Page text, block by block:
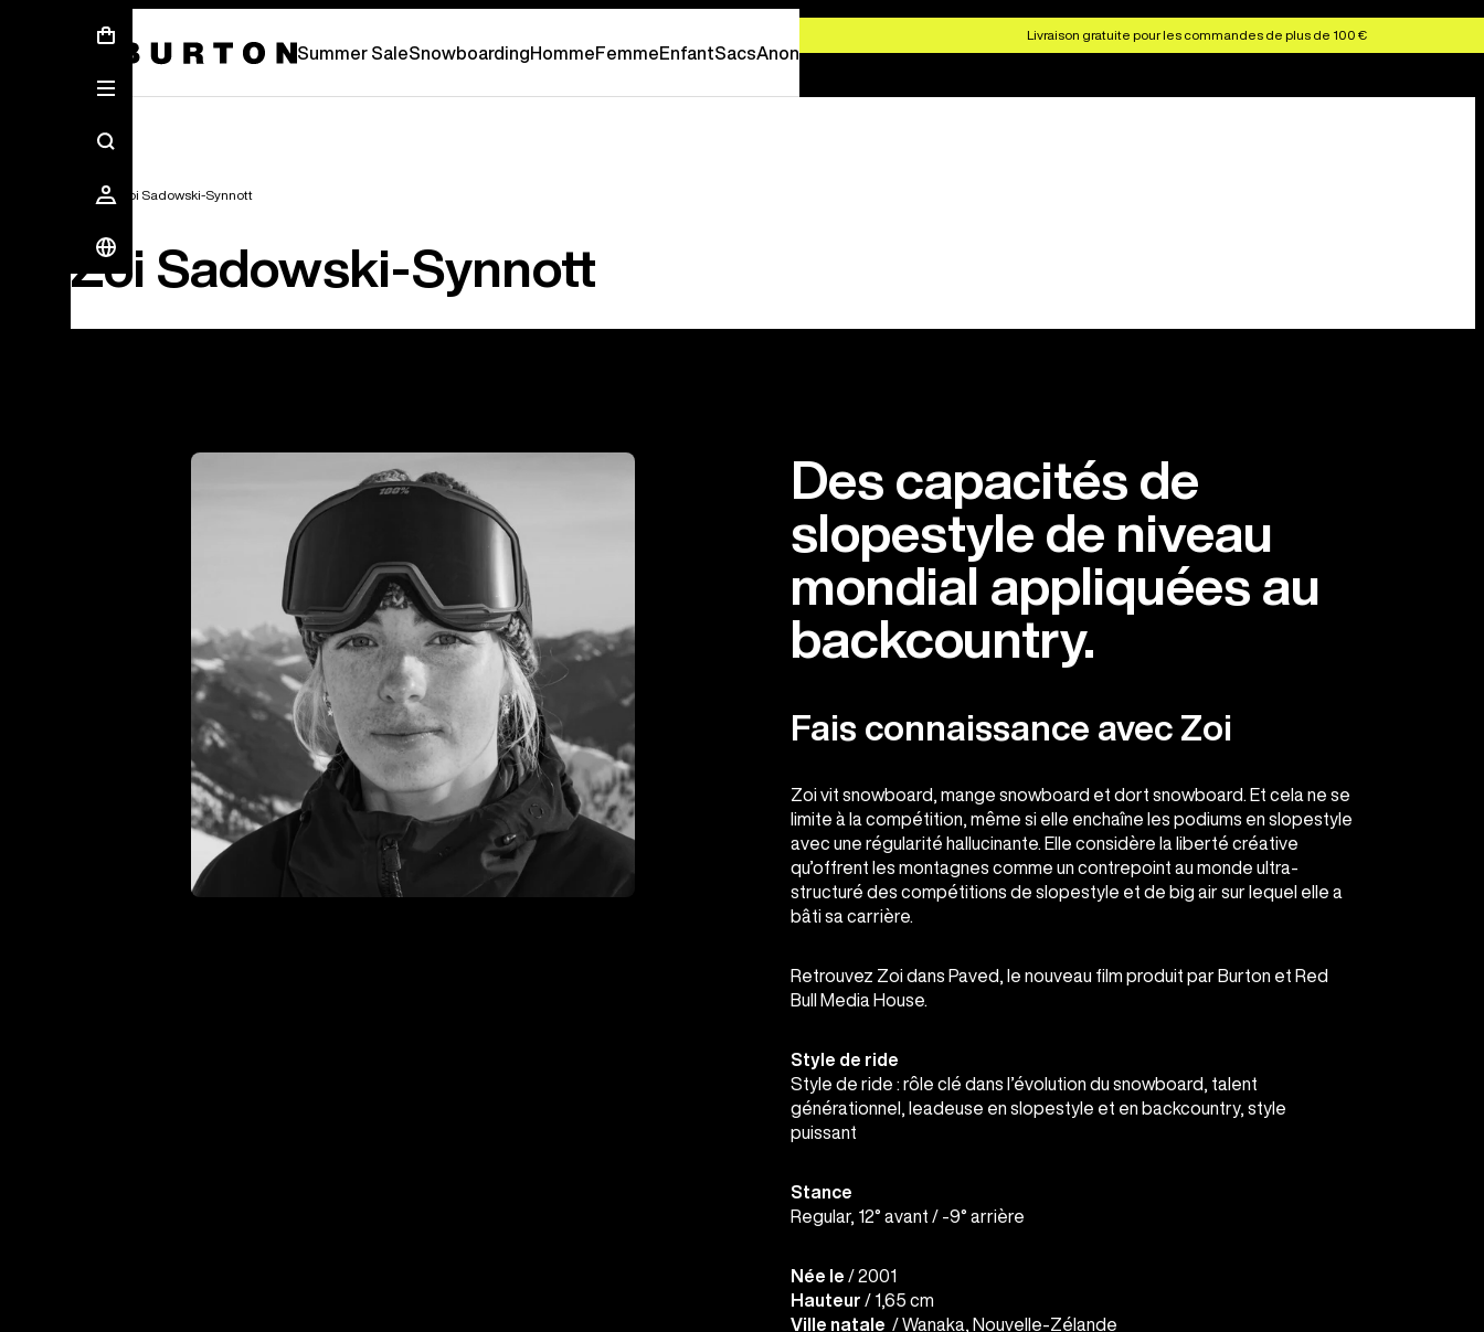
Livraison gratuite pour les commandes de plus de 100 €
Summer SaleSnowboardingHommeFemmeEnfantSacsAnon
Équipe Zoi Sadowski-Synnott
Zoi Sadowski-Synnott
Des capacités de
slopestyle de niveau
mondial appliquées au
backcountry.
Fais connaissance avec Zoi
Zoi vit snowboard, mange snowboard et dort snowboard. Et cela ne se
limite à la compétition, même si elle enchaîne les podiums en slopestyle
avec une régularité hallucinante. Elle considère la liberté créative
qu’offrent les montagnes comme un contrepoint au monde ultra-
structuré des compétitions de slopestyle et de big air sur lequel elle a
bâti sa carrière.
Retrouvez Zoi dans Paved, le nouveau film produit par Burton et Red
Bull Media House.
Style de ride
Style de ride : rôle clé dans l’évolution du snowboard, talent
générationnel, leadeuse en slopestyle et en backcountry, style
puissant
Stance
Regular, 12° avant / -9° arrière
Née le / 2001
Hauteur / 1,65 cm
Ville natale / Wanaka, Nouvelle-Zélande